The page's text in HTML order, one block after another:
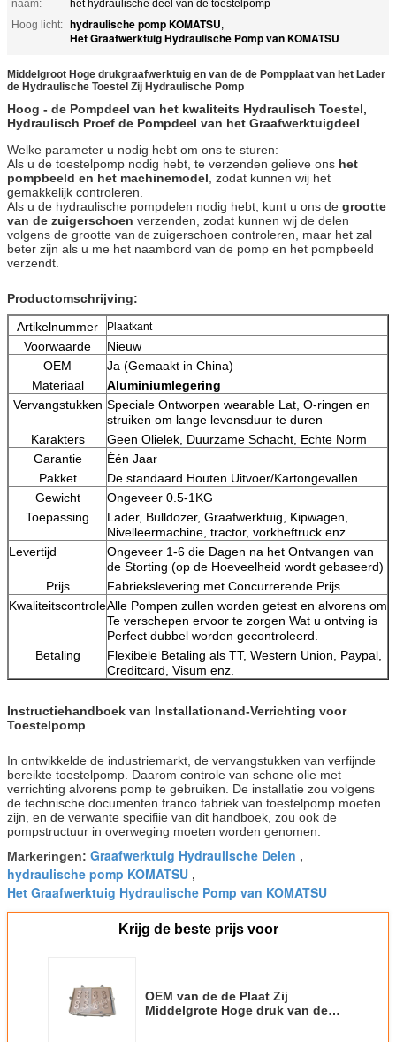
naam:
het hydraulische deel van de toestelpomp
Hoog licht: hydraulische pomp KOMATSU,
Het Graafwerktuig Hydraulische Pomp van KOMATSU
Middelgroot Hoge drukgraafwerktuig en van de de Pompplaat van het Lader
de Hydraulische Toestel Zij Hydraulische Pomp
Hoog - de Pompdeel van het kwaliteits Hydraulisch Toestel,
Hydraulisch Proef de Pompdeel van het Graafwerktuigdeel
Welke parameter u nodig hebt om ons te sturen:
Als u de toestelpomp nodig hebt, te verzenden gelieve ons het
pompbeeld en het machinemodel , zodat kunnen wij het
gemakkelijk controleren.
Als u de hydraulische pompdelen nodig hebt, kunt u ons de grootte
van de zuigerschoen verzenden, zodat kunnen wij de delen
volgens de grootte van de zuigerschoen controleren, maar het zal
beter zijn als u me het naambord van de pomp en het pompbeeld
verzendt.
Productomschrijving:
Artikelnummer
Plaatkant
Voorwaarde
Nieuw
OEM
Ja (Gemaakt in China)
Materiaal
Aluminiumlegering
Vervangstukken Speciale Ontworpen wearable Lat, O-ringen en
struiken om lange levensduur te duren
Karakters
Geen Olielek, Duurzame Schacht, Echte Norm
Garantie
Één Jaar
Pakket
De standaard Houten Uitvoer/Kartongevallen
Gewicht
Ongeveer 0.5-1KG
Toepassing
Lader, Bulldozer, Graafwerktuig, Kipwagen,
Nivelleermachine, tractor, vorkheftruck enz.
Levertijd
Ongeveer 1-6 die Dagen na het Ontvangen van
de Storting (op de Hoeveelheid wordt gebaseerd)
Prijs
Fabriekslevering met Concurrerende Prijs
KwaliteitscontroleAlle Pompen zullen worden getest en alvorens om
Te verschepen ervoor te zorgen Wat u ontving is
Perfect dubbel worden gecontroleerd.
Betaling
Flexibele Betaling als TT, Western Union, Paypal,
Creditcard, Visum enz.
Instructiehandboek van Installationand-Verrichting voor
Toestelpomp
In ontwikkelde de industriemarkt, de vervangstukken van verfijnde
bereikte toestelpomp. Daarom controle van schone olie met
verrichting alvorens pomp te gebruiken. De installatie zou volgens
de technische documenten franco fabriek van toestelpomp moeten
zijn, en de verwante specifiie van dit handboek, zou ook de
pompstructuur in overweging moeten worden genomen.
Markeringen: Graafwerktuig Hydraulische Delen ,
hydraulische pomp KOMATSU ,
Het Graafwerktuig Hydraulische Pomp van KOMATSU
Krijg de beste prijs voor
OEM van de de Plaat Zij
Middelgrote Hoge druk van de